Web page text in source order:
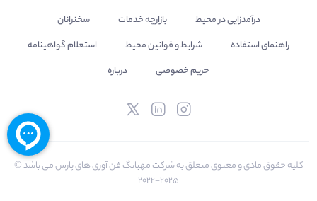
درآمدزایی در محیط بازارچه خدمات
سخنرانان
راهنمای استفاده
شرایط و قوانین محیط
استعلام گواهینامه
حریم خصوصی
درباره
کلیه حقوق مادی و معنوی متعلق به شرکت مهبانگ فن آوری های پارس می باشد ©
2025-2022